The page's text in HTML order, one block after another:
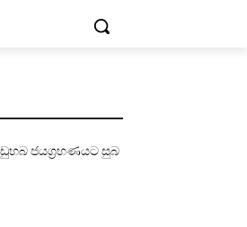
ජයග්‍රහණයට සුබ